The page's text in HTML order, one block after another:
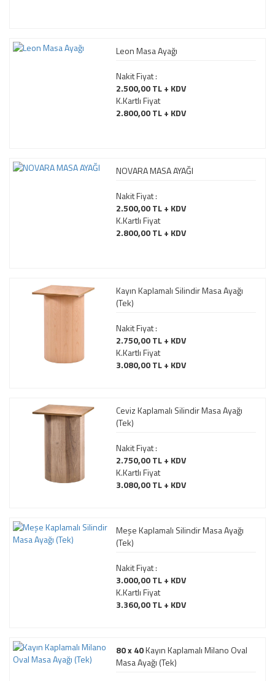
Leon Masa Ayağı
Nakit Fiyat :
2.500,00 TL + KDV
K.Kartlı Fiyat
2.800,00 TL + KDV
NOVARA MASA AYAĞI
Nakit Fiyat :
2.500,00 TL + KDV
K.Kartlı Fiyat
2.800,00 TL + KDV
Kayın Kaplamalı Silindir Masa Ayağı
(Tek)
Nakit Fiyat :
2.750,00 TL + KDV
K.Kartlı Fiyat
3.080,00 TL + KDV
Ceviz Kaplamalı Silindir Masa Ayağı
(Tek)
Nakit Fiyat :
2.750,00 TL + KDV
K.Kartlı Fiyat
3.080,00 TL + KDV
Meşe Kaplamalı Silindir Masa Ayağı
(Tek)
Nakit Fiyat :
3.000,00 TL + KDV
K.Kartlı Fiyat
3.360,00 TL + KDV
80 x 40Kayın Kaplamalı Milano Oval
Masa Ayağı (Tek)